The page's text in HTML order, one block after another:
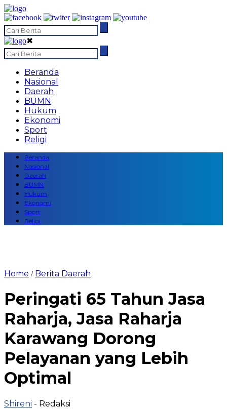
✖
Beranda
Nasional
Daerah
BUMN
Hukum
Ekonomi
Sport
Religi
Beranda
Nasional
Daerah
BUMN
Hukum
Ekonomi
Sport
Religi
Home / Berita Daerah
Peringati 65 Tahun Jasa
Raharja, Jasa Raharja
Karawang Dorong
Pelayanan yang Lebih
Optimal
Shireni - Redaksi